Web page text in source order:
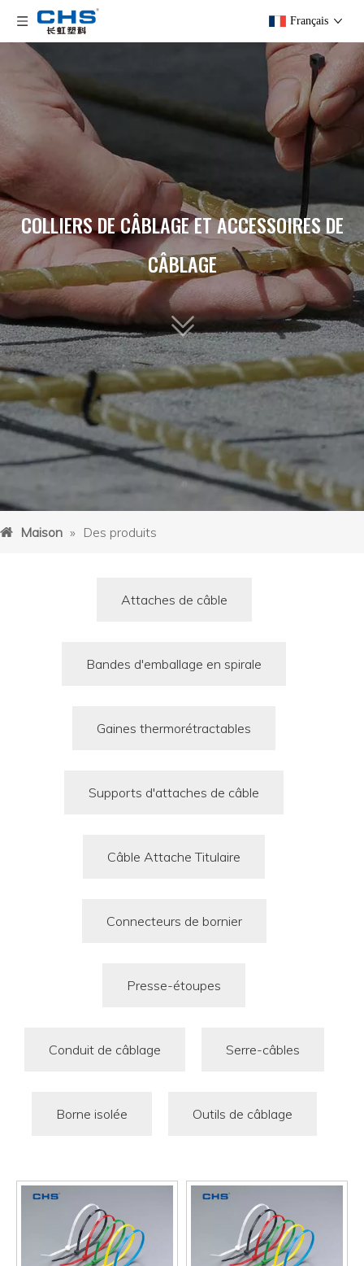
Français
COLLIERS DE CÂBLAGE ET ACCESSOIRES DE
CÂBLAGE
Maison » Des produits
Attaches de câble
Bandes d'emballage en spirale
Gaines thermorétractables
Supports d'attaches de câble
Câble Attache Titulaire
Connecteurs de bornier
Presse-étoupes
Conduit de câblage Serre-câbles
Borne isolée Outils de câblage